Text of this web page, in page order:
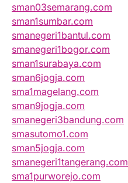
sman03semarang.com
sman1sumbar.com
smanegeri1bantul.com
smanegeri1bogor.com
sman1surabaya.com
sman6jogja.com
sma1magelang.com
sman9jogja.com
smanegeri3bandung.com
smasutomo1.com
sman5jogja.com
smanegeri1tangerang.com
sma1purworejo.com